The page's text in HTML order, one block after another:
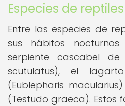
Especies de
Entre las especies de
sus hábitos
serpiente cascabel
scutulatus), el
(Eublepharis
(Testudo graeca). Estos